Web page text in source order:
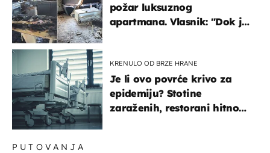
požar luksuznog
apartmana. Vlasnik: "Dok je
KRENULO OD BRZE HRANE
Je li ovo povrće krivo za
epidemiju? Stotine
zaraženih, restorani hitno
PUTOVANJA